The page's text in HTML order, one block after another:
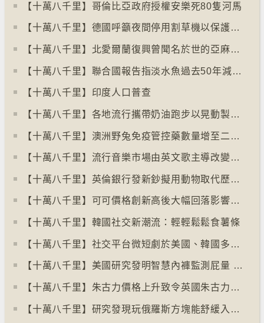
【十萬八千里】哥倫比亞政府授權安樂死80隻河馬
【十萬八千里】德國呼籲夜間停用割草機以保護刺蝟等動物
【十萬八千里】北愛爾蘭復興曾聞名於世的亞麻布產業
【十萬八千里】聯合國報告指淡水魚過去50年減少逾八成
【十萬八千里】印度人口普查
【十萬八千里】各地流行攜帶奶油跑步以晃動製造新鮮牛油
【十萬八千里】澳洲野兔免疫管控藥數量增至二億隻
【十萬八千里】流行音樂市場由英文歌主導改變為多國語言歌曲
【十萬八千里】英倫銀行發新鈔擬用動物取代歷史人物
【十萬八千里】可可價格創新高後大幅回落影響農民生計
【十萬八千里】韓國社交新潮流：輕輕鬆鬆食薯條
【十萬八千里】社交平台微短劇於美國、韓國多地掀熱潮
【十萬八千里】美國研究發明智慧內褲監測屁量 以助改善消化系統
【十萬八千里】朱古力價格上升致令英國朱古力盜竊案高升
【十萬八千里】研究發現玩俄羅斯方塊能舒緩入侵性創傷後遺症